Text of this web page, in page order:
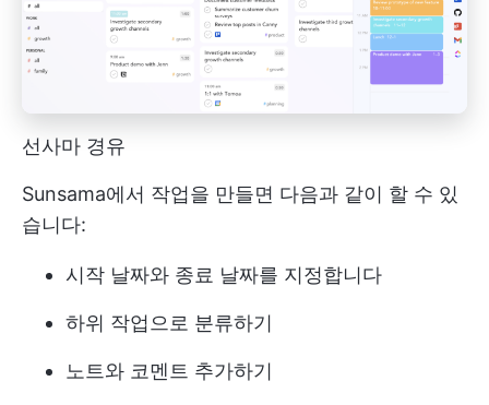
선사마 경유
Sunsama에서 작업을 만들면 다음과 같이 할 수 있
습니다:
시작 날짜와 종료 날짜를 지정합니다
하위 작업으로 분류하기
노트와 코멘트 추가하기